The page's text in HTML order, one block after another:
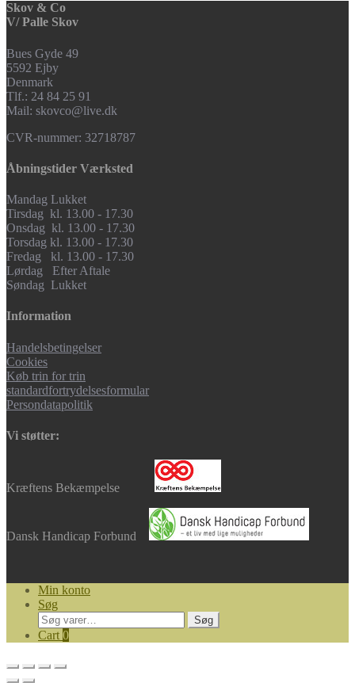
Skov & Co
V/ Palle Skov
Bues Gyde 49
5592 Ejby
Denmark
Tlf.: 24 84 25 91
Mail: skovco@live.dk
CVR-nummer: 32718787
Åbningstider Værksted
Mandag Lukket
Tirsdag kl. 13.00 - 17.30
Onsdag kl. 13.00 - 17.30
Torsdag kl. 13.00 - 17.30
Fredag kl. 13.00 - 17.30
Lørdag Efter Aftale
Søndag Lukket
Information
Handelsbetingelser
Cookies
Køb trin for trin
standardfortrydelsesformular
Persondatapolitik
Vi støtter:
Kræftens Bekæmpelse
Dansk Handicap Forbund
Min konto
Søg
Søg
efter:
Søg
Cart 0